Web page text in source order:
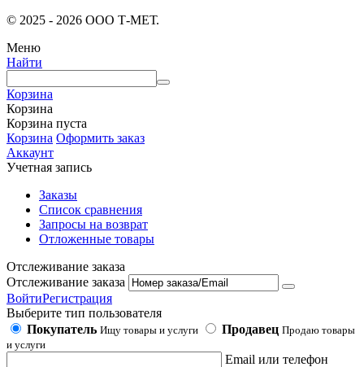
© 2025 - 2026 ООО Т-МЕТ.
Меню
Найти
Корзина
Корзина
Корзина пуста
Корзина Оформить заказ
Аккаунт
Учетная запись
Заказы
Список сравнения
Запросы на возврат
Отложенные товары
Отслеживание заказа
Отслеживание заказа
ВойтиРегистрация
Выберите тип пользователя
Покупатель Ищу товары и услуги Продавец Продаю товары
и услуги
Email или телефон